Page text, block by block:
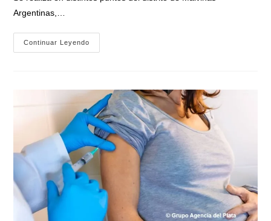
Argentinas,…
Continuar Leyendo
Argentinas
Dengue
En
Nodos
De
Salud